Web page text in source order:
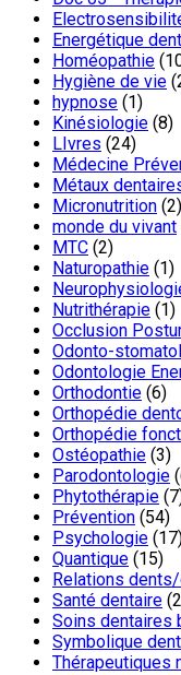
Energétique
Homéopathie
Hygiène de vie
hypnose (1)
Kinésiologie (8)
LIvres (24)
Médecine
Métaux
Micronutrition (2)
monde du vivant
MTC (2)
Naturopathie (1)
Nutrithérapie (1)
Occlusion
Odonto-
Odontologie
Orthodontie (6)
Orthopédie
Orthopédie
Ostéopathie (3)
Parodontologie
Phytothérapie
Prévention (54)
Psychologie
Quantique (15)
Relations
Santé dentaire
Soins dentaires
Symbolique
Thérapeutiques